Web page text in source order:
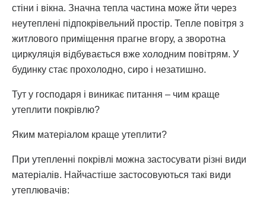
стіни і вікна. Значна тепла частина може йти через
неутеплені підпокрівельний простір. Тепле повітря з
житлового приміщення прагне вгору, а зворотна
циркуляція відбувається вже холодним повітрям. У
будинку стає прохолодно, сиро і незатишно.
Тут у господаря і виникає питання – чим краще
утеплити покрівлю?
Яким матеріалом краще утеплити?
При утепленні покрівлі можна застосувати різні види
матеріалів. Найчастіше застосовуються такі види
утеплювачів: